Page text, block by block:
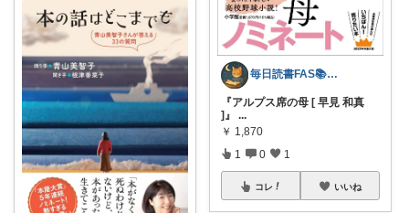
毎日読書FAS📚本の紹介
『アルプス席の母 [ 早見 和真
]』 ...
￥ 1,870
1 0 1
コレ いいね